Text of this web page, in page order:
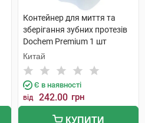
Контейнер для миття та
зберігання зубних протезів
Dochem Premium 1 шт
Китай
Є в наявності
від 242.00 грн
КУПИТИ